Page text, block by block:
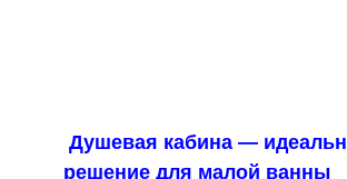
Душевая кабина —
решение для малой ванны